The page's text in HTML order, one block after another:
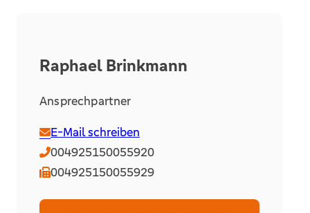
Raphael Brinkmann
Ansprechpartner
E-Mail schreiben
004925150055920
004925150055929